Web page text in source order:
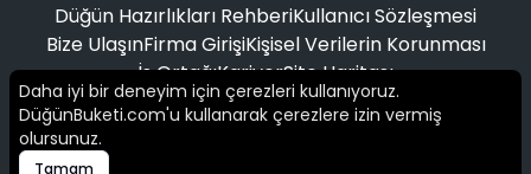
Filtrele
Düğün Hazırlıkları RehberiKullanıcı Sözleşmesi
Bize UlaşınFirma GirişiKişisel Verilerin Korunması
İş OrtağıKariyerSite Haritası
© 2016 -
Daha iyi bir deneyim için çerezleri kullanıyoruz.
DüğünBuketi.com'u kullanarak çerezlere izin vermiş
olursunuz.
Tamam